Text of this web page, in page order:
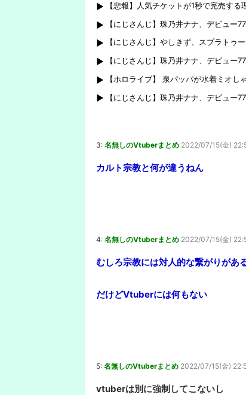
【悲報】人気チケットが1秒で完売す
【にじさんじ】珠乃井ナナ、デビュー
【にじさんじ】やしきず、スプラトゥ
【にじさんじ】珠乃井ナナ、デビュー
【ホロライブ】 泉パッパが水着ミオし
【にじさんじ】珠乃井ナナ、デビュー
3: 名無しのVtuberまとめ 2022/07/15(金)
カルト宗教と何が違うねん
4: 名無しのVtuberまとめ 2022/07/15(金)
むしろ宗教には対人的な繋がりがあ
だけどVtuberには何もない
5: 名無しのVtuberまとめ 2022/07/15(金)
vtuberは別に強制してこないし